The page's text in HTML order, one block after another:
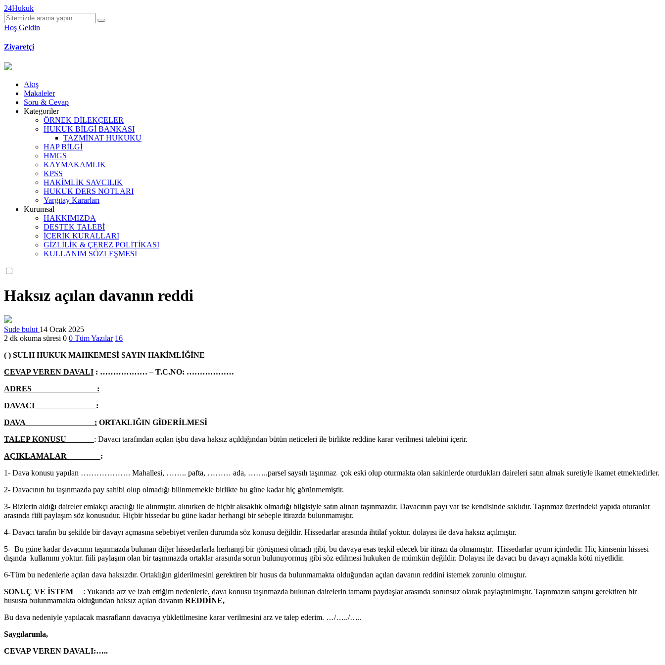
24Hukuk
Hoş Geldin
Ziyaretçi
Akış
Makaleler
Soru & Cevap
Kategoriler
ÖRNEK DİLEKÇELER
HUKUK BİLGİ BANKASI
TAZMİNAT HUKUKU
HAP BİLGİ
HMGS
KAYMAKAMLIK
KPSS
HAKİMLİK SAVCILIK
HUKUK DERS NOTLARI
Yargıtay Kararları
Kurumsal
HAKKIMIZDA
DESTEK TALEBİ
İÇERİK KURALLARI
GİZLİLİK & ÇEREZ POLİTİKASI
KULLANIM SÖZLEŞMESİ
Haksız açılan davanın reddi
Sude bulut 14 Ocak 2025
2 dk okuma süresi 0 0 Tüm Yazılar 16
( ) SULH HUKUK MAHKEMESİ SAYIN HAKİMLİĞİNE
CEVAP VEREN DAVALI : ……………… – T.C.NO: ………………
ADRES :
DAVACI :
DAVA : ORTAKLIĞIN GİDERİLMESİ
TALEP KONUSU : Davacı tarafından açılan işbu dava haksız açıldığından bütün neticeleri ile birlikte reddine karar verilmesi talebini içerir.
AÇIKLAMALAR :
1- Dava konusu yapılan ………………. Mahallesi, …….. pafta, ……… ada, ……..parsel saysılı taşınmaz çok eski olup oturmakta olan sakinlerde oturdukları daireleri satın almak suretiyle ikamet etmektedirler.
2- Davacının bu taşınmazda pay sahibi olup olmadığı bilinmemekle birlikte bu güne kadar hiç görünmemiştir.
3- Bizlerin aldığı daireler emlakçı aracılığı ile alınmıştır. alınırken de hiçbir aksaklık olmadığı bilgisiyle satın alınan taşınmazdır. Davacının payı var ise kendisinde saklıdır. Taşınmaz üzerindeki yapıda oturanlar
arasında fiili paylaşım söz konusudur. Hiçbir hissedar bu güne kadar herhangi bir sebeple itirazda bulunmamıştır.
4- Davacı tarafın bu şekilde bir davayı açmasına sebebiyet verilen durumda söz konusu değildir. Hissedarlar arasında ihtilaf yoktur. dolayısı ile dava haksız açılmıştır.
5- Bu güne kadar davacının taşınmazda bulunan diğer hissedarlarla herhangi bir görüşmesi olmadı gibi, bu davaya esas teşkil edecek bir itirazı da olmamıştır. Hissedarlar uyum içindedir. Hiç kimsenin hissesi
dışında kullanımı yoktur. fiili paylaşım olan bir taşınmazda ortaklar arasında sorun bulunuyormuş gibi söz edilmesi hukuken de mümkün değildir. Dolayısı ile davacı bu davayı açmakla kötü niyetlidir.
6-Tüm bu nedenlerle açılan dava haksızdır. Ortaklığın giderilmesini gerektiren bir husus da bulunmamakta olduğundan açılan davanın reddini istemek zorunlu olmuştur.
SONUÇ VE İSTEM : Yukarıda arz ve izah ettiğim nedenlerle, dava konusu taşınmazda bulunan dairelerin tamamı paydaşlar arasında sorunsuz olarak paylaştırılmıştır. Taşınmazın satışını gerektiren bir
hususta bulunmamakta olduğundan haksız açılan davanın REDDİNE,
Bu dava nedeniyle yapılacak masrafların davacıya yükletilmesine karar verilmesini arz ve talep ederim. …/…../…..
Saygılarımla,
CEVAP VEREN DAVALI:…..